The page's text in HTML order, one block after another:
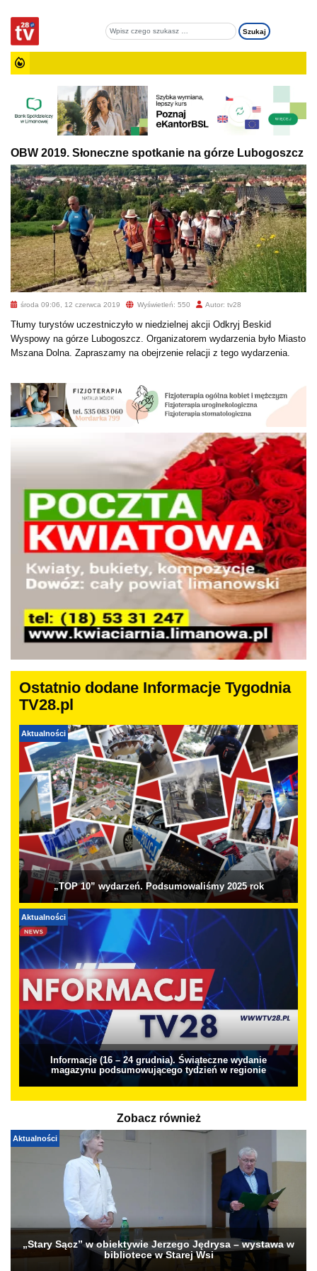
OBW 2019. Słoneczne spotkanie na górze Lubogoszcz
środa 09:06, 12 czerwca 2019 Wyświetleń: 550 Autor: tv28
Tłumy turystów uczestniczyło w niedzielnej akcji Odkryj Beskid
Wyspowy na górze Lubogoszcz. Organizatorem wydarzenia było Miasto
Mszana Dolna. Zapraszamy na obejrzenie relacji z tego wydarzenia.
Ostatnio dodane Informacje Tygodnia
TV28.pl
Aktualności
„TOP 10” wydarzeń. Podsumowaliśmy 2025 rok
Aktualności
Informacje (16 – 24 grudnia). Świąteczne wydanie
magazynu podsumowującego tydzień w regionie
Zobacz również
Aktualności
„Stary Sącz” w obiektywie Jerzego Jędrysa – wystawa w
bibliotece w Starej Wsi